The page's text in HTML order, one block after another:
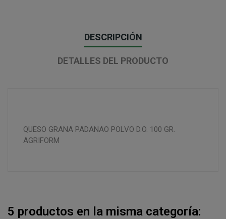
DESCRIPCIÓN
DETALLES DEL PRODUCTO
QUESO GRANA PADANAO POLVO D.O. 100 GR.
AGRIFORM
5 productos en la misma categoría: